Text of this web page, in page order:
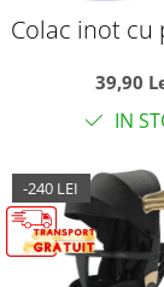
Colac inot cu
39,90
IN
-240 LEI